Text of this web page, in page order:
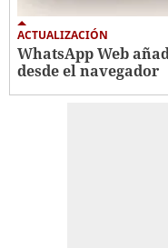
ACTUALIZACIÓN
WhatsApp Web
desde el navegador